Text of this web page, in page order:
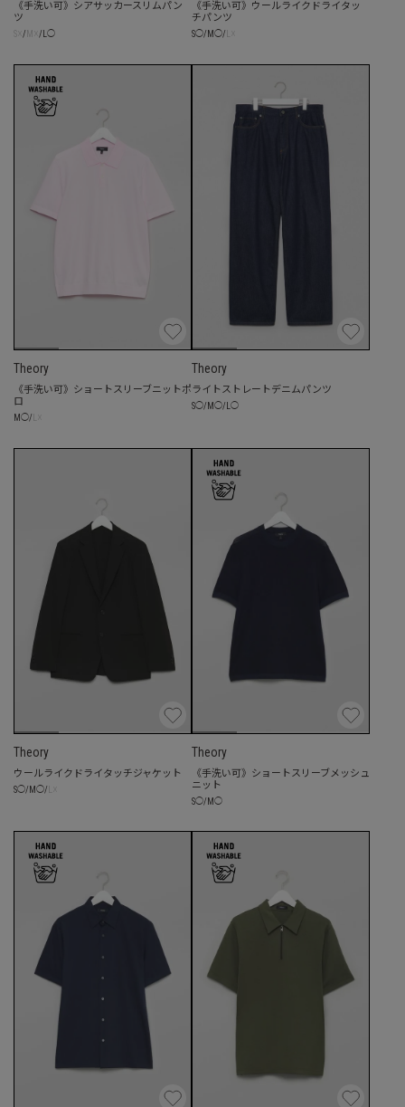
《手洗い可》シアサッカースリムパン
ツ
/ / L◯
《手洗い可》ウールライクドライタッ
チパンツ
S◯/ M ◯/
Theory
《手洗い可》ショートスリーブニットポ
ロ
M ◯/
Theory
ライトストレートデニムパンツ
S◯/ M ◯/ ◯
Theory
ウールライクドライタッチジャケット
S◯/ M ◯/
Theory
《手洗い可》ショートスリーブメッシュ
ニット
S◯/ M ◯